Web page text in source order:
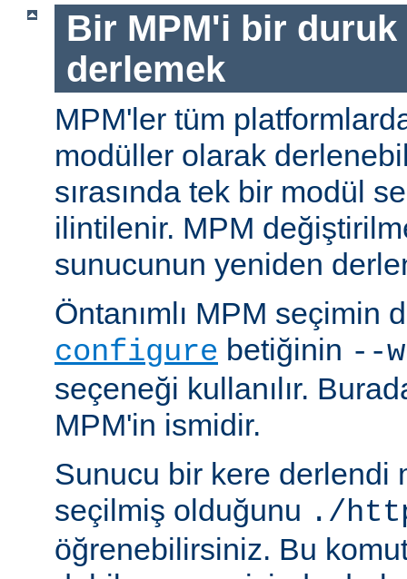
Bir MPM'i bir
derlemek
MPM'ler tüm
modüller olarak
sırasında tek bir modül
ilintilenir. MPM
sunucunun yeniden
Öntanımlı MPM seçimin
configure betiğinin --
seçeneği kullanılır.
MPM'in ismidir.
Sunucu bir kere derlendi
seçilmiş olduğunu ./
öğrenebilirsiniz. Bu